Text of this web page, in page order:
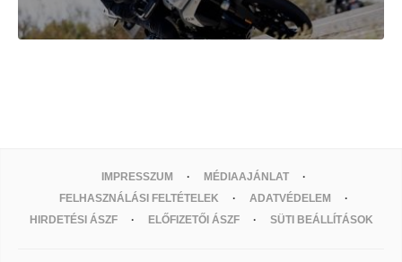
IMPRESSZUM
MÉDIAAJÁNLAT
FELHASZNÁLÁSI FELTÉTELEK
ADATVÉDELEM
HIRDETÉSI ÁSZF
ELŐFIZETŐI ÁSZF SÜTI BEÁLLÍTÁSOK